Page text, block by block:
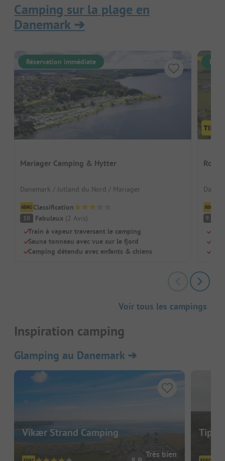
Camping sur la plage en
Danemark➔
Réservation immédiate
Mariager Camping & Hytter
Danemark / Jutland du Nord / Mariager
Classification
10 Fabuleux (2 Avis)
Train à vapeur traversant le camping
Sauna tonneau avec vue sur le fjord
Camping détendu avec enfants & chiens
9.5
Voir tous les campings
Inspiration camping
Glamping au Danemark➔
Vikær Strand Camping
Très bien